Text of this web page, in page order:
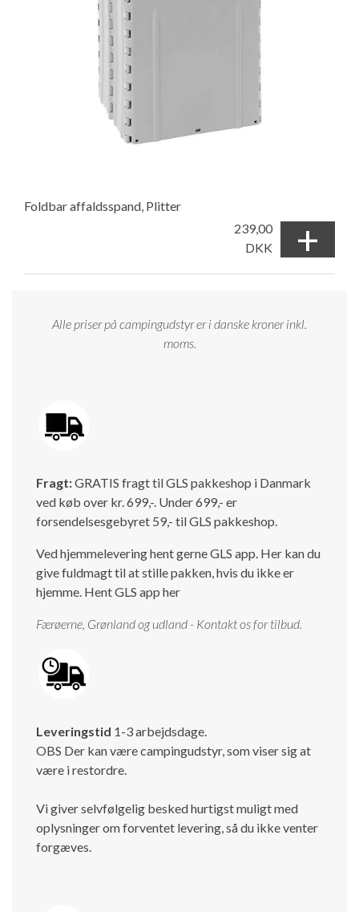
Foldbar affaldsspand, Plitter
239,00
DKK
+
Alle priser på campingudstyr er i danske kroner inkl.
moms.
Fragt:GRATIS fragt til GLS pakkeshop i Danmark
ved køb over kr. 699,-. Under 699,- er
forsendelsesgebyret 59,- til GLS pakkeshop.
Ved hjemmelevering hent gerne GLS app. Her kan du
give fuldmagt til at stille pakken, hvis du ikke er
hjemme. Hent GLS app her
Færøerne, Grønland og udland - Kontakt os for tilbud.
Leveringstid 1-3 arbejdsdage.
OBS Der kan være campingudstyr, som viser sig at
være i restordre.
Vi giver selvfølgelig besked hurtigst muligt med
oplysninger om forventet levering, så du ikke venter
forgæves.